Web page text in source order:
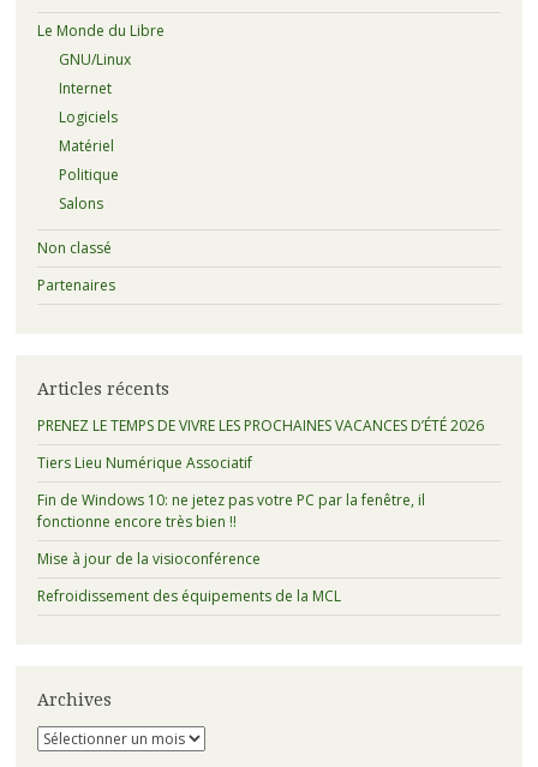
Le Monde du Libre
GNU/Linux
Internet
Logiciels
Matériel
Politique
Salons
Non classé
Partenaires
Articles récents
PRENEZ LE TEMPS DE VIVRE LES PROCHAINES VACANCES D’ÉTÉ 2026
Tiers Lieu Numérique Associatif
Fin de Windows 10: ne jetez pas votre PC par la fenêtre, il
fonctionne encore très bien !!
Mise à jour de la visioconférence
Refroidissement des équipements de la MCL
Archives
Archives